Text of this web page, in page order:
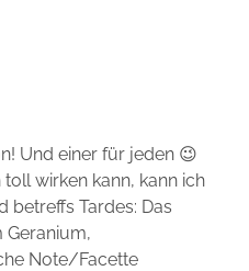
Und einer für jeden 😉
wirken kann, kann ich
betreffs Tardes: Das
Note/Facette